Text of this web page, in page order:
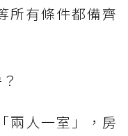
所有條件都備齊
兩人一室」，房